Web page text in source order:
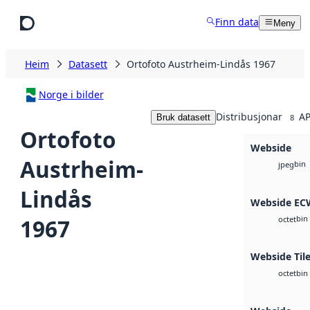
Finn data Meny
Heim Datasett Ortofoto Austrheim-Lindås 1967
Norge i bilder
Ortofoto
Austrheim-
Lindås
1967
Bruk datasett Distribusjonar 8
Webside
jpegbin
Webside
octetbin
Webside
octetbin